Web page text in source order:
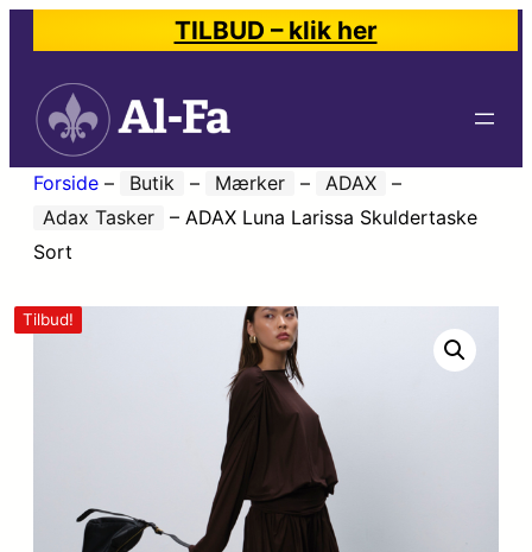
TILBUD – klik her
Forside – Butik – Mærker – ADAX
–
Adax Tasker
– ADAX Luna Larissa Skuldertaske
Sort
Tilbud!